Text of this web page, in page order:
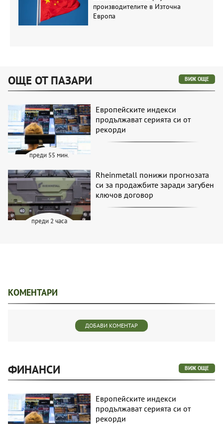
производителите в Източна
Европа
ОЩЕ ОТ ПАЗАРИ ВИЖ ОЩЕ
преди 55 мин.
Европейските индекси
продължават серията си от
рекорди
преди 2 часа
Rheinmetall понижи прогнозата
си за продажбите заради загубен
ключов договор
КОМЕНТАРИ
ДОБАВИ КОМЕНТАР
ФИНАНСИ ВИЖ ОЩЕ
Европейските индекси
продължават серията си от
рекорди